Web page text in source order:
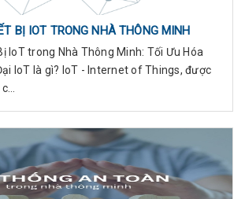
BỊ IOT TRONG NHÀ THÔNG MINH
IoT trong Nhà Thông Minh: Tối Ưu Hóa
IoT là gì? IoT - Internet of Things, được